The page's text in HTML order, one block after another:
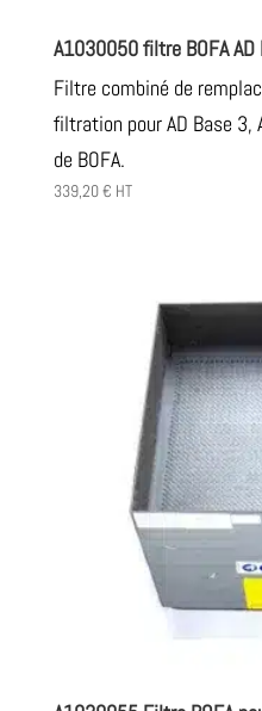
A1030050 filtre BOFA
Filtre combiné de
filtration pour AD Base 3,
de BOFA.
339,20€ HT